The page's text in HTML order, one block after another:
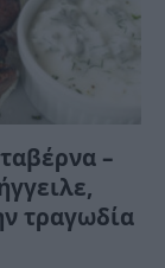
–
τραγωδία